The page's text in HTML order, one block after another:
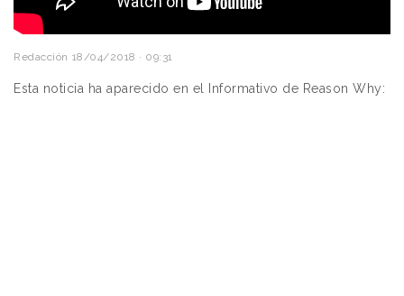
Redacción 18/04/2018 · 09:31
Esta noticia ha aparecido en el Informativo de Reason Why: